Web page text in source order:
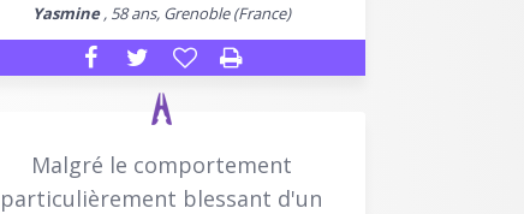
Yasmine, 58 ans, Grenoble (France)
Malgré le comportement
particulièrement blessant d'un